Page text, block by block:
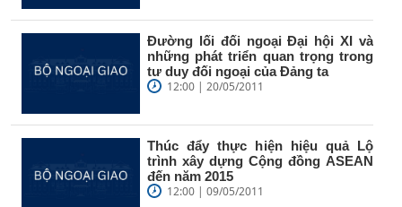
Đường lối đối ngoại Đại hội XI và
những phát triển quan trọng trong
tư duy đối ngoại của Đảng ta
12:00 | 20/05/2011
Thúc đẩy thực hiện hiệu quả Lộ
trình xây dựng Cộng đồng ASEAN
đến năm 2015
12:00 | 09/05/2011